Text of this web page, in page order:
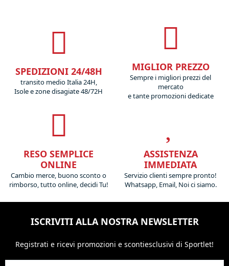
SPEDIZIONI 24/48H
transito medio Italia 24H,
Isole e zone disagiate 48/72H
MIGLIOR PREZZO
Sempre i migliori prezzi del
mercato
e tante promozioni dedicate
RESO SEMPLICE
ONLINE
Cambio merce, buono sconto o
rimborso, tutto online, decidi Tu!
ASSISTENZA
IMMEDIATA
Servizio clienti sempre pronto!
Whatsapp, Email, Noi ci siamo.
ISCRIVITI ALLA NOSTRA NEWSLETTER
Registrati e ricevi promozioni e scontiesclusivi di Sportlet!